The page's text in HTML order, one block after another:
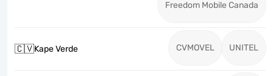
Freedom Mobile Canada
🇨🇻Kape Verde CVMOVEL UNITEL